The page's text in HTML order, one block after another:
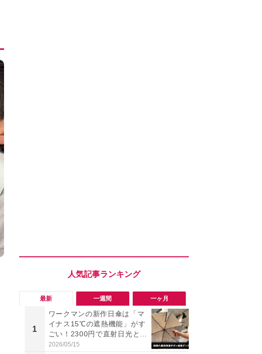
最新 一週間 一ヶ月
1
ワークマンの新作日傘は「マ
イナス15℃の遮熱機能」がす
ごい！2300円で直射日光と路
面熱をダブルでガード
2026/05/15